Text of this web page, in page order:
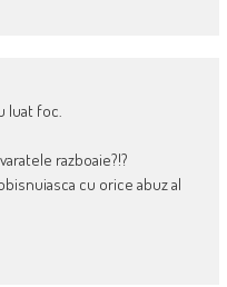
luat foc.
razboaie?!?
cu orice abuz al